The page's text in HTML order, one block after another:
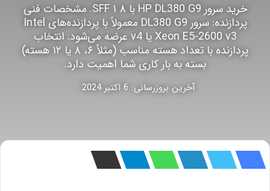
خرید سرور HP DL380 G9 با ۸ SFF ۱. مشخصات فنی
پردازنده: سرور DL380 G9 معمولاً با پردازنده‌های Intel
Xeon E5-2600 v3 یا v4 عرضه می‌شود. انتخاب
پردازنده با تعداد هسته مناسب (مثلاً ۶، ۸ یا ۱۲ هسته)
بسته به بار کاری شما اهمیت دارد.
آخرین بروزرسانی: 6 اکتبر 2024